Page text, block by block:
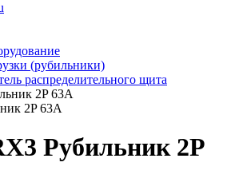
(рубильники)
распределительного щита
2P 63А
2P 63А
Рубильник 2P